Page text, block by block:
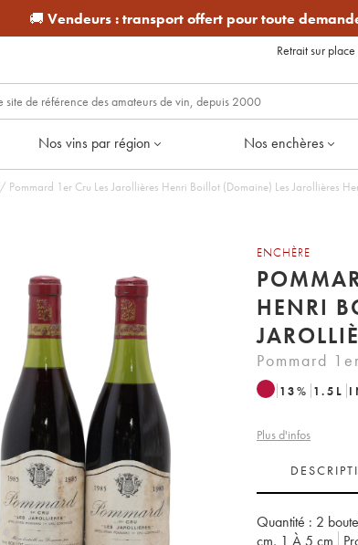
🚚 Vendeurs :transport offert pour toute
Retrait sur place
Nos vins par région Nos enchères
/ Pommard 1er Cru Les Jarollières Henri Boillot (Domaine) Les Jarollières
ENCHÈRE
HENRI
Pommard
13% 1.5 L
Plus d'infos
Quantité : 2
cm, 1 À 5 cm